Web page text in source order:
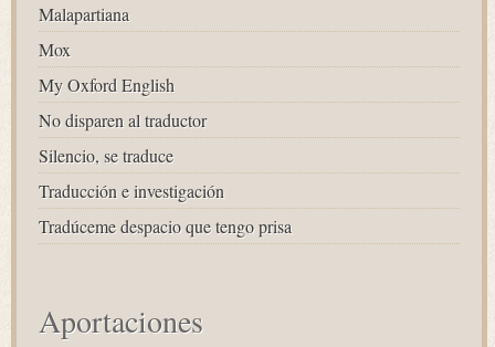
Malapartiana
Mox
My Oxford English
No disparen al traductor
Silencio, se traduce
Traducción e investigación
Tradúceme despacio que tengo prisa
Aportaciones